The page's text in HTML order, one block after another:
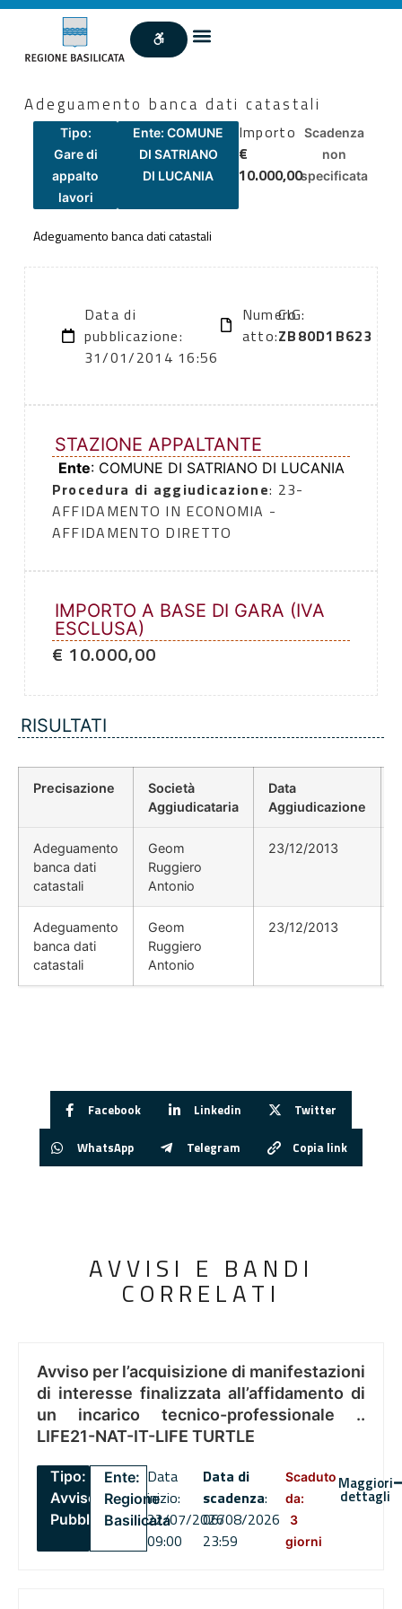
Adeguamento banca dati catastali
Tipo:
Gare di
appalto
lavori
Ente: COMUNE
DI SATRIANO
DI LUCANIA
Importo
€
10.000,00
Scadenza
non
specificata
Adeguamento banca dati catastali
Data di
pubblicazione:
31/01/2014 16:56
Numero
atto:
CIG:
ZB80D1B623
STAZIONE APPALTANTE
Ente: COMUNE DI SATRIANO DI LUCANIA
Procedura di aggiudicazione: 23-
AFFIDAMENTO IN ECONOMIA -
AFFIDAMENTO DIRETTO
IMPORTO A BASE DI GARA (IVA
ESCLUSA)
€ 10.000,00
RISULTATI
Precisazione
Società
Aggiudicataria
Data
Aggiudicazione
Adeguamento
banca dati
catastali
Geom
Ruggiero
Antonio
23/12/2013
Adeguamento
banca dati
catastali
Geom
Ruggiero
Antonio
23/12/2013
Facebook Linkedin Twitter
WhatsApp Telegram Copia link
AVVISI E BANDI
CORRELATI
Avviso per l’acquisizione di manifestazioni
di interesse finalizzata all’affidamento di
un incarico tecnico-professionale ..
LIFE21-NAT-IT-LIFE TURTLE
Tipo:
Avviso
Pubblico
Ente:
Regione
Basilicata
Data
inizio:
22/07/2026
09:00
Data di
scadenza:
06/08/2026
23:59
Scaduto
da:
3
giorni
Maggiori
dettagli